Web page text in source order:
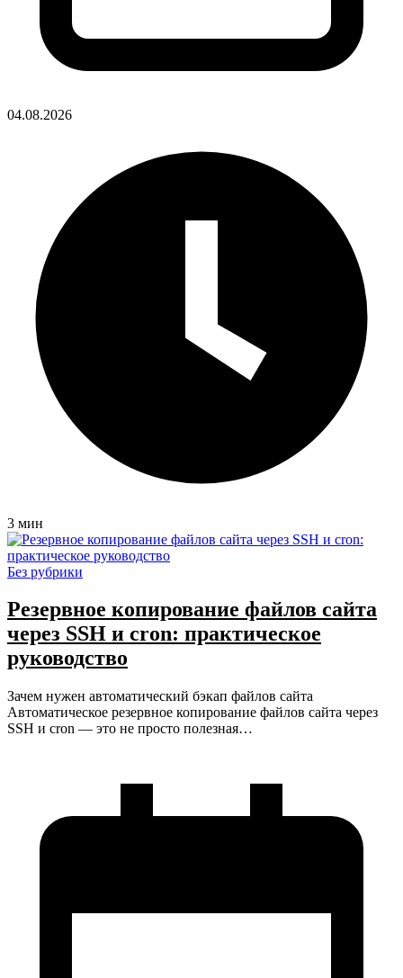
04.08.2026
3 мин
Без рубрики
Резервное копирование файлов сайта
через SSH и cron: практическое
руководство
Зачем нужен автоматический бэкап файлов сайта
Автоматическое резервное копирование файлов сайта через
SSH и cron — это не просто полезная…